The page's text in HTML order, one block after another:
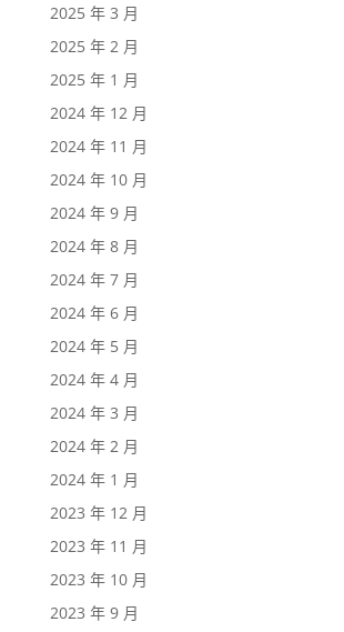
2025 年 3 月
2025 年 2 月
2025 年 1 月
2024 年 12 月
2024 年 11 月
2024 年 10 月
2024 年 9 月
2024 年 8 月
2024 年 7 月
2024 年 6 月
2024 年 5 月
2024 年 4 月
2024 年 3 月
2024 年 2 月
2024 年 1 月
2023 年 12 月
2023 年 11 月
2023 年 10 月
2023 年 9 月